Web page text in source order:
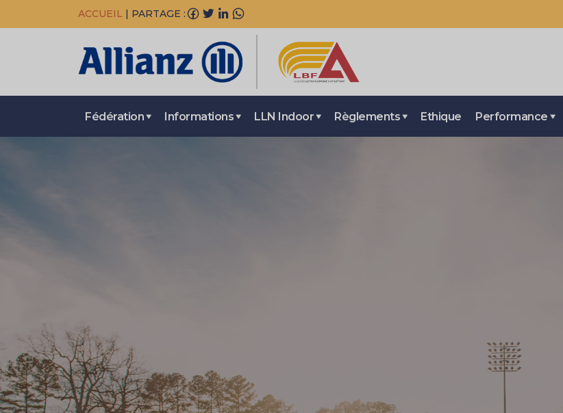
ACCUEIL | PARTAGE :
Fédération Informations LLN Indoor Règlements Ethique Performance